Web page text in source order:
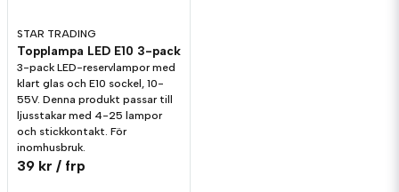
STAR TRADING
Topplampa LED E10 3-pack
3-pack LED-reservlampor med
klart glas och E10 sockel, 10-
55V. Denna produkt passar till
ljusstakar med 4-25 lampor
och stickkontakt. För
inomhusbruk.
39 kr / frp